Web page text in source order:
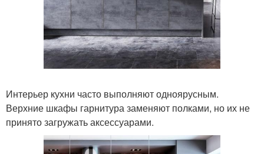
Интерьер кухни часто выполняют одноярусным.
Верхние шкафы гарнитура заменяют полками, но их не
принято загружать аксессуарами.